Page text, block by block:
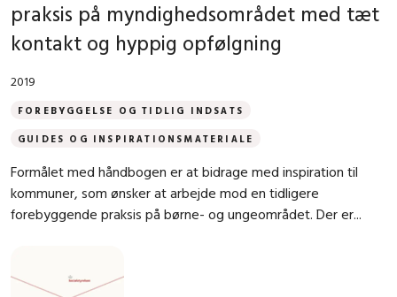
praksis på myndighedsområdet med tæt
kontakt og hyppig opfølgning
2019
FOREBYGGELSE OG TIDLIG INDSATS
GUIDES OG INSPIRATIONSMATERIALE
Formålet med håndbogen er at bidrage med inspiration til
kommuner, som ønsker at arbejde mod en tidligere
forebyggende praksis på børne- og ungeområdet. Der er...